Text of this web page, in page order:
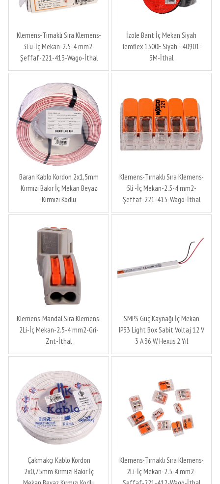
Klemens-Tırnaklı Sıra Klemens-
3Lü-İç Mekan-2.5-4 mm2-
Şeffaf-221-413-Wago-İthal
İzole Bant İç Mekan Siyah
Temflex 1300E Siyah - 40901-
3M-İthal
Baran Kablo Kordon 2x1,5mm
Kırmızı Bakır İç Mekan Beyaz
Kırmızı Kodlu
Klemens-Tırnaklı Sıra Klemens-
5li -İç Mekan-2.5-4 mm2-
Şeffaf-221-415-Wago-İthal
Klemens-Mandal Sıra Klemens-
2Li-İç Mekan-2.5-4 mm2-Gri-
Znt-İthal
SMPS Güç Kaynağı İç Mekan
IP33 Light Box Sabit Voltaj 12 V
3 A 36 W Hexus 2 Yıl
Çakmakçı Kablo Kordon
2x0,75mm Kırmızı Bakır İç
Klemens-Tırnaklı Sıra Klemens-
2Li-İç Mekan-2.5-4 mm2-